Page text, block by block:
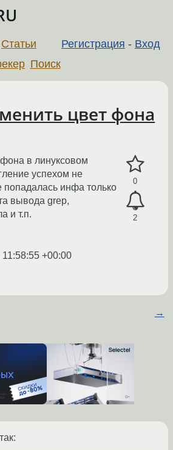
Регистрация - Вход
Статьи
Поиск
цвет фона
0
2
в линуксовом
успехом не
попадалась инфа только
вывода grep,
и т.п.
+00:00
→